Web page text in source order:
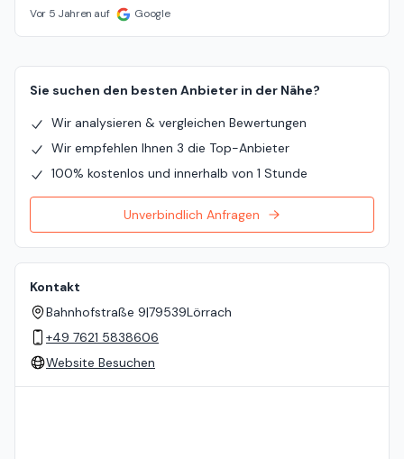
Vor 5 Jahren auf Google
Sie suchen den besten Anbieter in der Nähe?
Wir analysieren & vergleichen Bewertungen
Wir empfehlen Ihnen 3 die Top-Anbieter
100% kostenlos und innerhalb von 1 Stunde
Unverbindlich Anfragen
Kontakt
Bahnhofstraße 9|79539Lörrach
+49 7621 5838606
Website Besuchen